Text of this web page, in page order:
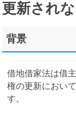
更新され
背景
借地借家法は借
権の更新におい
す。